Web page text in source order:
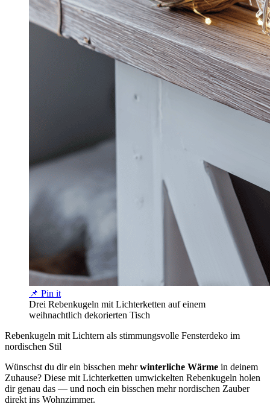
📌 Pin it
Drei Rebenkugeln mit Lichterketten auf einem
weihnachtlich dekorierten Tisch
Rebenkugeln mit Lichtern als stimmungsvolle Fensterdeko im
nordischen Stil
Wünschst du dir ein bisschen mehrwinterliche Wärme in deinem
Zuhause? Diese mit Lichterketten umwickelten Rebenkugeln holen
dir genau das — und noch ein bisschen mehr nordischen Zauber
direkt ins Wohnzimmer.